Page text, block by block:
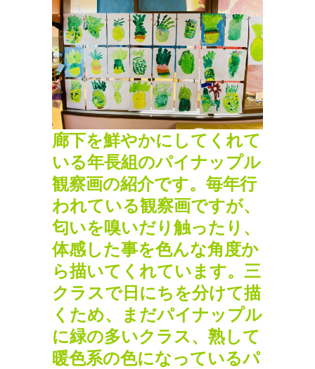
廊下を鮮やかにしてくれて
いる年長組のパイナップル
観察画の紹介です。毎年行
われている観察画ですが、
匂いを嗅いだり触ったり、
体感した事を色んな角度か
ら描いてくれています。三
クラスで日にちを分けて描
くため、まだパイナップル
に緑の多いクラス、熟して
暖色系の色になっているパ